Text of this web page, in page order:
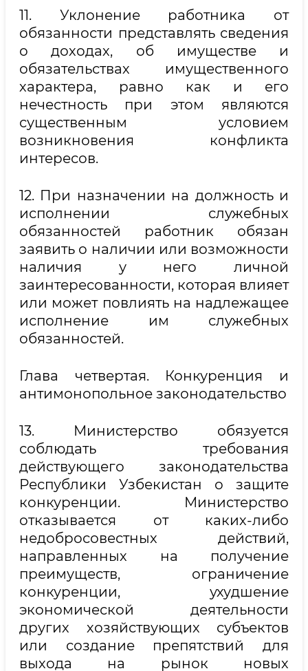
11. Уклонение работника от
обязанности представлять сведения
о доходах, об имуществе и
обязательствах имущественного
характера, равно как и его
нечестность при этом являются
существенным условием
возникновения конфликта
интересов.
12. При назначении на должность и
исполнении служебных
обязанностей работник обязан
заявить о наличии или возможности
наличия у него личной
заинтересованности, которая влияет
или может повлиять на надлежащее
исполнение им служебных
обязанностей.
Глава четвертая. Конкуренция и
антимонопольное законодательство
13. Министерство обязуется
соблюдать требования
действующего законодательства
Республики Узбекистан о защите
конкуренции. Министерство
отказывается от каких-либо
недобросовестных действий,
направленных на получение
преимуществ, ограничение
конкуренции, ухудшение
экономической деятельности
других хозяйствующих субъектов
или создание препятствий для
выхода на рынок новых